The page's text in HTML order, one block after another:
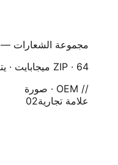
مجموعة الشعارات — AI / SVG / PNG (علامة خاصة)
ZIP · 64 ميجابايت · يتضمن قوالب علامة OEM
// OEM · صورة
علامة تجارية02